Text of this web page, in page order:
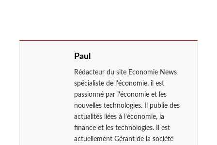
Paul
Rédacteur du site Economie News
spécialiste de l'économie, il est
passionné par l'économie et les
nouvelles technologies. Il publie des
actualités liées à l'économie, la
finance et les technologies. Il est
actuellement Gérant de la société